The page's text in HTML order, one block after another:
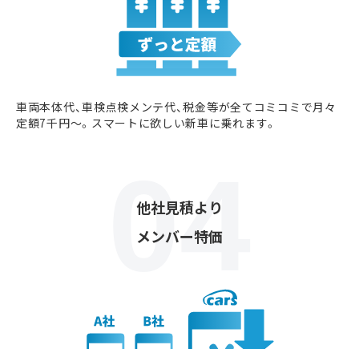
車両本体代、車検点検メンテ代、税金等が全てコミコミで月々
定額7千円〜。スマートに欲しい新車に乗れます。
他社見積より
メンバー特価